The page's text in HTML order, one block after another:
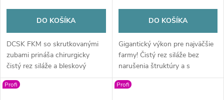
DO KOŠÍKA
DCSK FKM so skrutkovanými
zubami prináša chirurgicky
čistý rez siláže a bleskový
servis priamo v teréne. Odolná
konštrukcia, ktorá drží krok s
DO KOŠÍKA
Gigantický výkon pre najväčšie
farmy! Čistý rez siláže bez
narušenia štruktúry a s
minimálnymi stratami. Masívna
konštrukcia a obrovský záber,
Profi Profi